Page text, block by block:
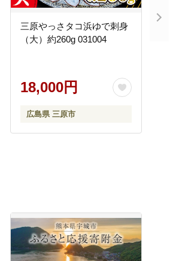
三原やっさタコ浜ゆで刺身
（大）約260g 031004
18,000円
広島県 三原市